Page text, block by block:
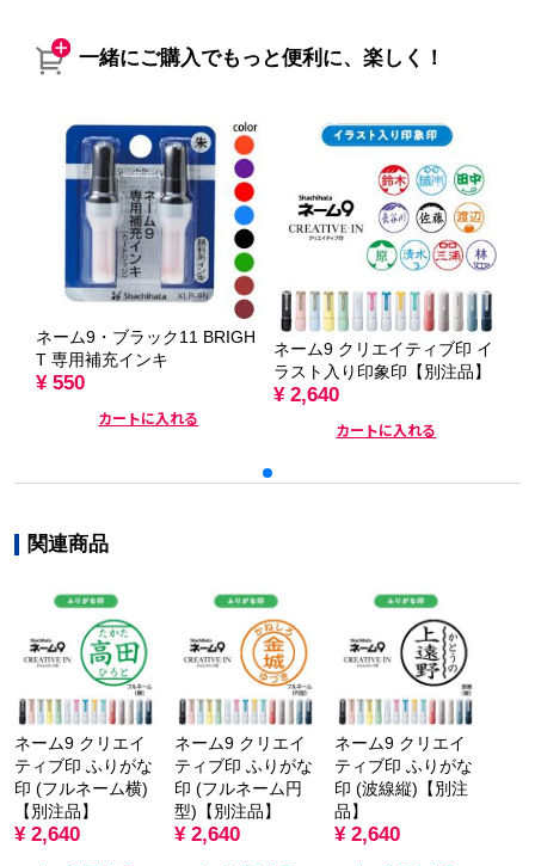
一緒にご購入でもっと便利に、楽しく！
ネーム9・ブラック11 BRIGH
T 専用補充インキ
¥ 550
カートに入れる
ネーム9 クリエイティブ印 イ
ラスト入り印象印【別注品】
¥ 2,640
カートに入れる
関連商品
ネーム9 クリエイ
ティブ印 ふりがな
印 (フルネーム横)
【別注品】
¥ 2,640
ネーム9 クリエイ
ティブ印 ふりがな
印 (フルネーム円
型)【別注品】
¥ 2,640
ネーム9 クリエイ
ティブ印 ふりがな
印 (波線縦)【別注
品】
¥ 2,640